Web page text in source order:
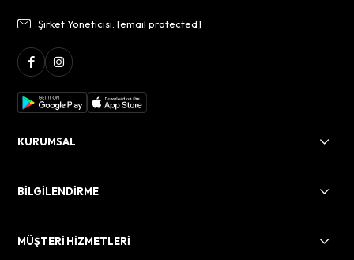
Şirket Yöneticisi:[email protected]
KURUMSAL
BİLGİLENDİRME
MÜŞTERİ HİZMETLERİ